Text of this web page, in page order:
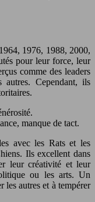
1976, 1988, 2000,
pour leur force, leur
comme des leaders
autres. Cependant, ils
manque de tact.
avec les Rats et les
Ils excellent dans
leur créativité et leur
ou les arts. Un
les autres et à tempérer